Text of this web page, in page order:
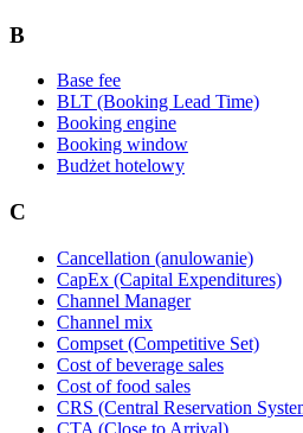
B
Base fee
BLT (Booking Lead Time)
Booking engine
Booking window
Budżet hotelowy
C
Cancellation (anulowanie)
CapEx (Capital Expenditures)
Channel Manager
Channel mix
Compset (Competitive Set)
Cost of beverage sales
Cost of food sales
CRS (Central Reservation
CTA (Close to Arrival)